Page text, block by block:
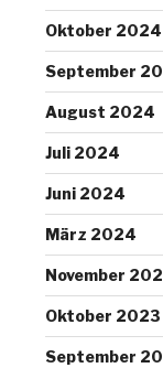
Oktober 2024
September
August 2024
Juli 2024
Juni 2024
März 2024
November
Oktober 2023
September